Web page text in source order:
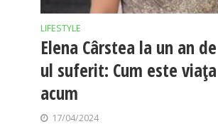
LIFESTYLE
Elena Cârstea la un an
ul suferit: Cum este
acum
17/04/2024